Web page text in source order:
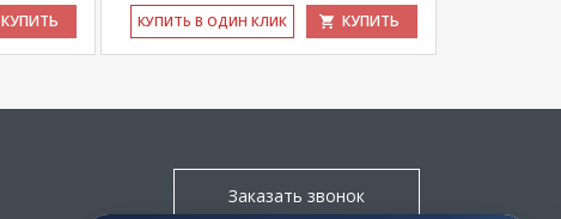
КУПИТЬ КУ­ПИТЬ В ОДИН КЛИК КУПИТЬ
Заказать звонок